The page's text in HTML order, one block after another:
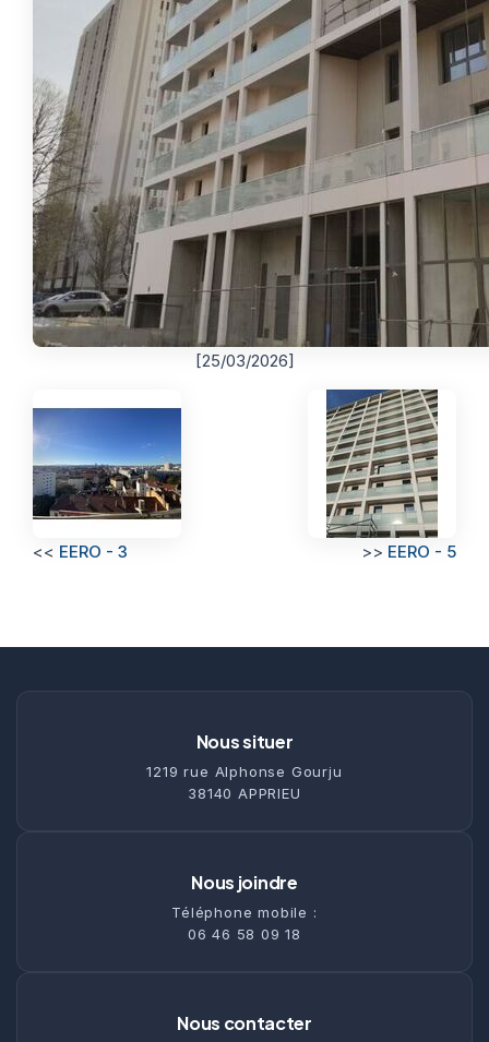
[25/03/2026]
<< EERO - 3 >> EERO - 5
Nous situer
1219 rue Alphonse Gourju
38140 APPRIEU
Nous joindre
Téléphone mobile :
06 46 58 09 18
Nous contacter